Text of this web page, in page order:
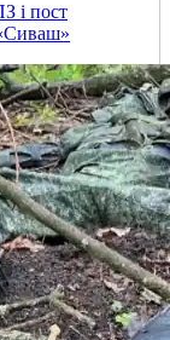
і пост